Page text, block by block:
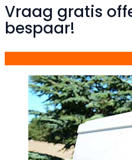
Vraag gratis
bespaar!